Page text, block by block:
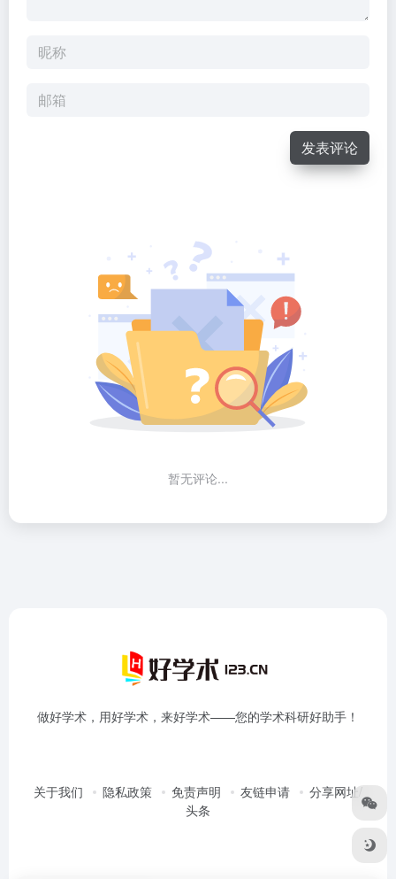
发表评论
暂无评论...
做好学术，用好学术，来好学术——您的学术科研好助手！
关于我们 隐私政策 免责声明 友链申请
分享网址/
头条